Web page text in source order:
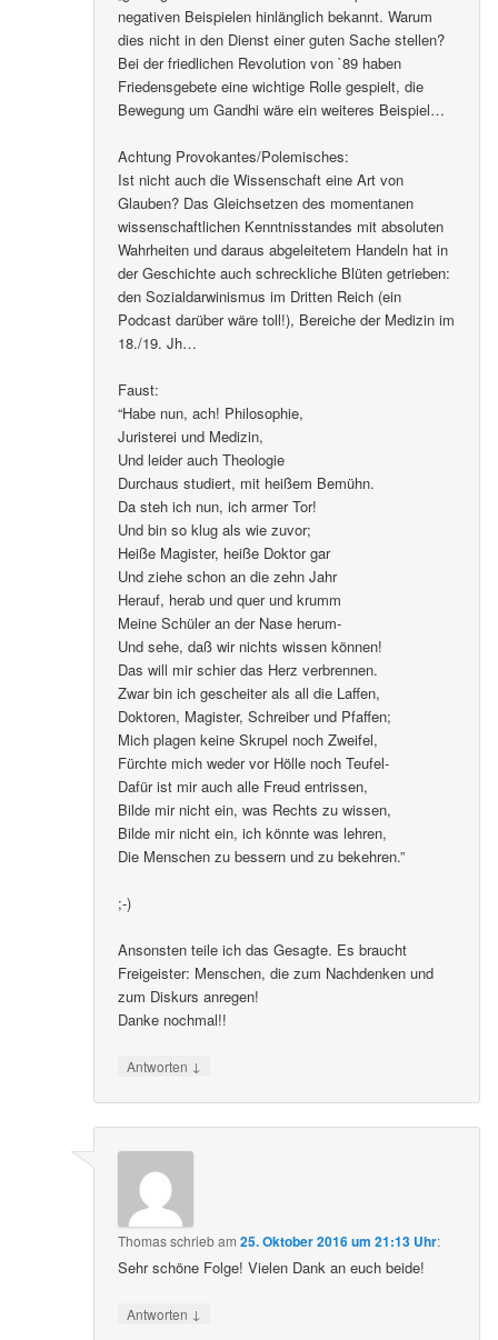
negativen Beispielen hinlänglich bekannt. Warum
dies nicht in den Dienst einer guten Sache stellen?
Bei der friedlichen Revolution von `89 haben
Friedensgebete eine wichtige Rolle gespielt, die
Bewegung um Gandhi wäre ein weiteres Beispiel…
Achtung Provokantes/Polemisches:
Ist nicht auch die Wissenschaft eine Art von
Glauben? Das Gleichsetzen des momentanen
wissenschaftlichen Kenntnisstandes mit absoluten
Wahrheiten und daraus abgeleitetem Handeln hat in
der Geschichte auch schreckliche Blüten getrieben:
den Sozialdarwinismus im Dritten Reich (ein
Podcast darüber wäre toll!), Bereiche der Medizin im
18./19. Jh…
Faust:
“Habe nun, ach! Philosophie,
Juristerei und Medizin,
Und leider auch Theologie
Durchaus studiert, mit heißem Bemühn.
Da steh ich nun, ich armer Tor!
Und bin so klug als wie zuvor;
Heiße Magister, heiße Doktor gar
Und ziehe schon an die zehn Jahr
Herauf, herab und quer und krumm
Meine Schüler an der Nase herum-
Und sehe, daß wir nichts wissen können!
Das will mir schier das Herz verbrennen.
Zwar bin ich gescheiter als all die Laffen,
Doktoren, Magister, Schreiber und Pfaffen;
Mich plagen keine Skrupel noch Zweifel,
Fürchte mich weder vor Hölle noch Teufel-
Dafür ist mir auch alle Freud entrissen,
Bilde mir nicht ein, was Rechts zu wissen,
Bilde mir nicht ein, ich könnte was lehren,
Die Menschen zu bessern und zu bekehren.”
;-)
Ansonsten teile ich das Gesagte. Es braucht
Freigeister: Menschen, die zum Nachdenken und
zum Diskurs anregen!
Danke nochmal!!
Antworten ↓
Thomasschriebam25. Oktober 2016 um 21:13 Uhr:
Sehr schöne Folge! Vielen Dank an euch beide!
Antworten ↓